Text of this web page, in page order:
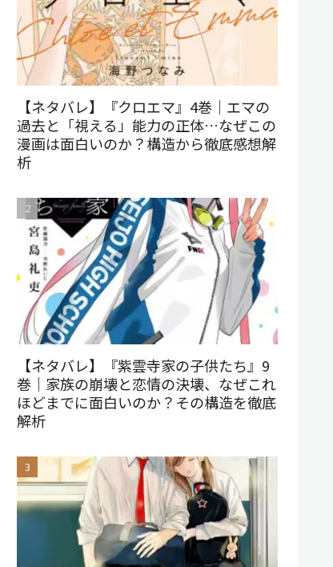
【ネタバレ】『クロエマ』4巻｜エマの
過去と「視える」能力の正体…なぜこの
漫画は面白いのか？構造から徹底感想解
析
【ネタバレ】『紫雲寺家の子供たち』9
巻｜家族の崩壊と恋情の決壊、なぜこれ
ほどまでに面白いのか？その構造を徹底
解析